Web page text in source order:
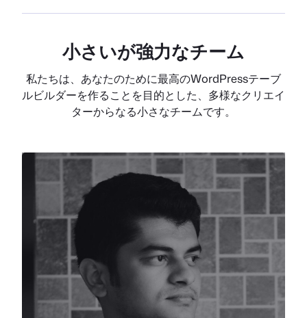
小さいが強力なチーム
私たちは、あなたのために最高のWordPressテーブ
ルビルダーを作ることを目的とした、多様なクリエイ
ターからなる小さなチームです。